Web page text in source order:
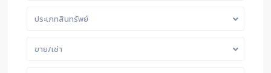
ประเภทสินทรัพย์
ขาย/เช่า